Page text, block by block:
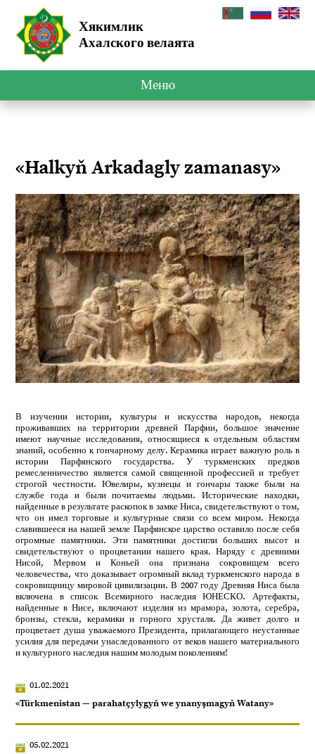
Хякимлик
Ахалского велаята
Меню
«Halkyň Arkadagly zamanasy»
В изучении истории, культуры и искусства народов, некогда
проживавших на территории древней Парфии, большое значение
имеют научные исследования, относящиеся к отдельным областям
знаний, особенно к гончарному делу. Керамика играет важную роль в
истории Парфянского государства. У туркменских предков
ремесленничество является самой священной профессией и требует
строгой честности. Ювелиры, кузнецы и гончары также были на
службе года и были почитаемы людьми. Исторические находки,
найденные в результате раскопок в замке Ниса, свидетельствуют о том,
что он имел торговые и культурные связи со всем миром. Некогда
славившееся на нашей земле Парфянское царство оставило после себя
огромные памятники. Эти памятники достигли больших высот и
свидетельствуют о процветании нашего края. Наряду с древними
Нисой, Мервом и Коньей она признана сокровищем всего
человечества, что доказывает огромный вклад туркменского народа в
сокровищницу мировой цивилизации. В 2007 году Древняя Ниса была
включена в список Всемирного наследия ЮНЕСКО. Артефакты,
найденные в Нисе, включают изделия из мрамора, золота, серебра,
бронзы, стекла, керамики и горного хрусталя. Да живет долго и
процветает душа уважаемого Президента, прилагающего неустанные
усилия для передачи унаследованного от веков нашего материального
и культурного наследия нашим молодым поколениям!
01.02.2021
«Türkmenistan — parahatçylygyň we ynanyşmagyň Watany»
05.02.2021